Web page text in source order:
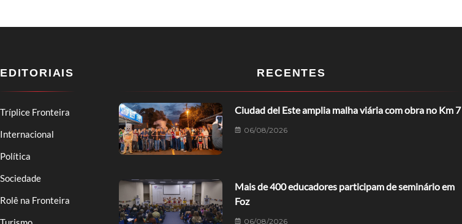
EDITORIAIS
Tríplice Fronteira
Internacional
Política
Sociedade
Rolê na Fronteira
RECENTES
Ciudad del Este amplia malha viária com obra no Km 7
06/08/2026
Mais de 400 educadores participam de seminário em
Foz
06/08/2026